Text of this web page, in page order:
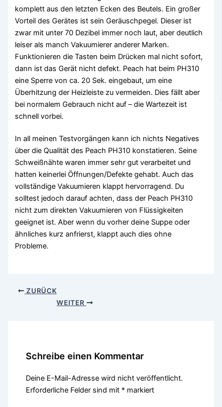
komplett aus den letzten Ecken des Beutels. Ein großer
Vorteil des Gerätes ist sein Geräuschpegel. Dieser ist
zwar mit unter 70 Dezibel immer noch laut, aber deutlich
leiser als manch Vakuumierer anderer Marken.
Funktionieren die Tasten beim Drücken mal nicht sofort,
dann ist das Gerät nicht defekt. Peach hat beim PH310
eine Sperre von ca. 20 Sek. eingebaut, um eine
Überhitzung der Heizleiste zu vermeiden. Dies fällt aber
bei normalem Gebrauch nicht auf – die Wartezeit ist
schnell vorbei.
In all meinen Testvorgängen kann ich nichts Negatives
über die Qualität des Peach PH310 konstatieren. Seine
Schweißnähte waren immer sehr gut verarbeitet und
hatten keinerlei Öffnungen/Defekte gehabt. Auch das
vollständige Vakuumieren klappt hervorragend. Du
solltest jedoch darauf achten, dass der Peach PH310
nicht zum direkten Vakuumieren von Flüssigkeiten
geeignet ist. Aber wenn du vorher deine Suppe oder
ähnliches kurz anfrierst, klappt auch dies ohne
Probleme.
ZURÜCK
WEITER
Schreibe einen Kommentar
Deine E-Mail-Adresse wird nicht veröffentlicht.
Erforderliche Felder sind mit * markiert